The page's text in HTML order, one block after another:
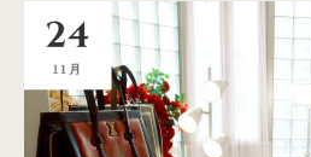
24
11月